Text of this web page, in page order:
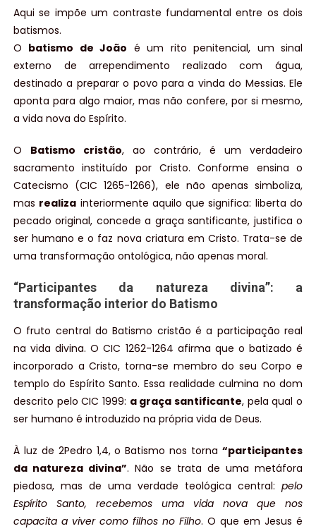
Aqui se impõe um contraste fundamental entre os dois
batismos.
O batismo de João é um rito penitencial, um sinal
externo de arrependimento realizado com água,
destinado a preparar o povo para a vinda do Messias. Ele
aponta para algo maior, mas não confere, por si mesmo,
a vida nova do Espírito.
O Batismo cristão, ao contrário, é um verdadeiro
sacramento instituído por Cristo. Conforme ensina o
Catecismo (CIC 1265-1266), ele não apenas simboliza,
mas realiza interiormente aquilo que significa: liberta do
pecado original, concede a graça santificante, justifica o
ser humano e o faz nova criatura em Cristo. Trata-se de
uma transformação ontológica, não apenas moral.
“Participantes da natureza divina”: a
transformação interior do Batismo
O fruto central do Batismo cristão é a participação real
na vida divina. O CIC 1262-1264 afirma que o batizado é
incorporado a Cristo, torna-se membro do seu Corpo e
templo do Espírito Santo. Essa realidade culmina no dom
descrito pelo CIC 1999: a graça santificante, pela qual o
ser humano é introduzido na própria vida de Deus.
À luz de 2Pedro 1,4, o Batismo nos torna“participantes
da natureza divina”. Não se trata de uma metáfora
piedosa, mas de uma verdade teológica central:pelo
Espírito Santo, recebemos uma vida nova que nos
capacita a viver como filhos no Filho. O que em Jesus é